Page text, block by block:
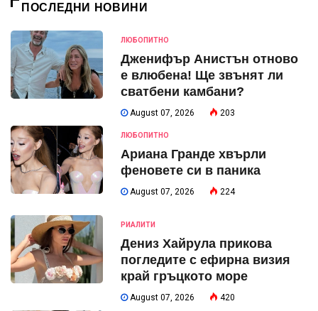
ПОСЛЕДНИ НОВИНИ
ЛЮБОПИТНО
Дженифър Анистън отново
е влюбена! Ще звънят ли
сватбени камбани?
August 07, 2026 203
ЛЮБОПИТНО
Ариана Гранде хвърли
феновете си в паника
August 07, 2026 224
РИАЛИТИ
Дениз Хайрула прикова
погледите с ефирна визия
край гръцкото море
August 07, 2026 420